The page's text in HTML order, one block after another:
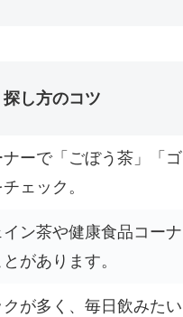
探し方のコツ
ーで「ごぼう茶」「ゴ
ェック。
イン茶や健康食品コーナ
があります。
が多く、毎日飲みたい